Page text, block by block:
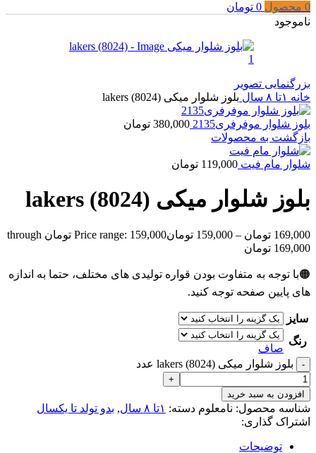
0 محصول 0 تومان
ناموجود
بزرگنمایی تصویر
خانه ۱تا ۸ سال بلوز شلوار میکی lakers (8024)
بلوز شلوار موفرفری2135 380,000 تومان
بازگشت به محصولات
شلوار مام فیت 119,000 تومان
بلوز شلوار میکی lakers (8024)
169,000 تومان –
159,000 تومان
Price range: 159,000 تومان through
169,000 تومان
🟠با توجه به متفاوت بودن قواره تولیدی های مختلف، حتما به اندازه
های پایین صفحه توجه کنید.
سایز
رنگ
صاف
بلوز شلوار میکی lakers (8024) عدد
افزودن به سبد خرید
شناسه محصول: نامعلوم دسته: ۱تا ۸ سال , بدو تولد تا یکسال
اشتراک گذاری:
توضیحات